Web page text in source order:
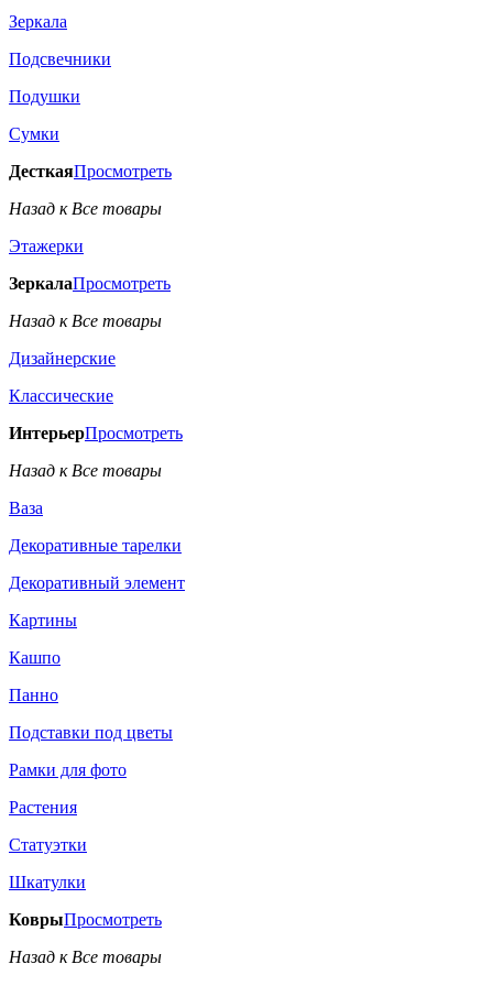
Зеркала
Подсвечники
Подушки
Сумки
ДесткаяПросмотреть
Назад к Все товары
Этажерки
ЗеркалаПросмотреть
Назад к Все товары
Дизайнерские
Классические
ИнтерьерПросмотреть
Назад к Все товары
Ваза
Декоративные тарелки
Декоративный элемент
Картины
Кашпо
Панно
Подставки под цветы
Рамки для фото
Растения
Статуэтки
Шкатулки
КоврыПросмотреть
Назад к Все товары